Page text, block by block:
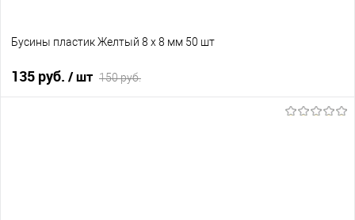
Бусины пластик Желтый 8 х 8 мм 50 шт
135 руб. / шт 150 руб.